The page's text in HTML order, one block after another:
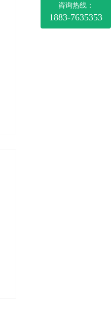
咨询热线：
1883-7635353